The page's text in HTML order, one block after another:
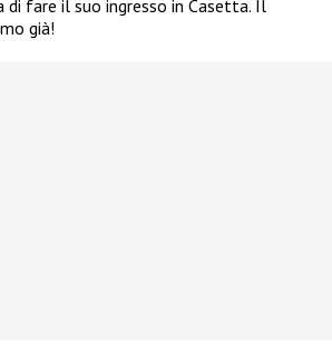
di fare il suo ingresso in Casetta. Il
già!